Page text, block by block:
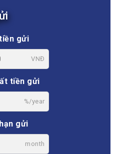
gửi
VNĐ
tiền gửi
%/year
gửi
month